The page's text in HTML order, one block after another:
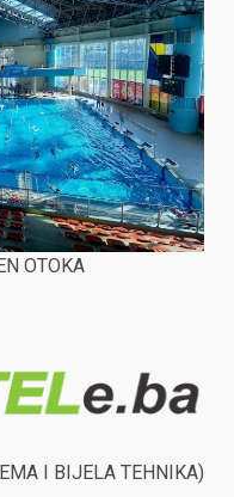
OTOKA
I BIJELA TEHNIKA)